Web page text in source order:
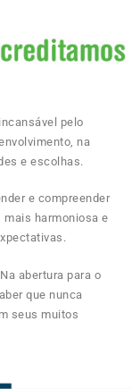
pelo
na
e escolhas.
e compreender
mais harmoniosa e
abertura para o
que nunca
seus muitos